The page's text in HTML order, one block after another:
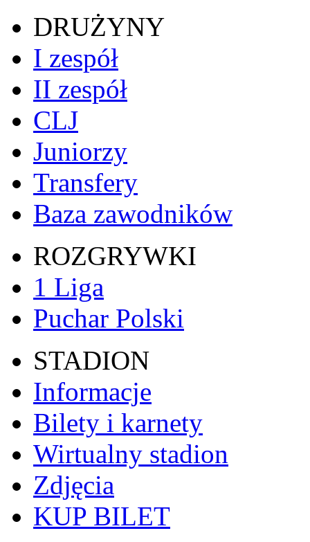
DRUŻYNY
I zespół
II zespół
CLJ
Juniorzy
Transfery
Baza zawodników
ROZGRYWKI
1 Liga
Puchar Polski
STADION
Informacje
Bilety i karnety
Wirtualny stadion
Zdjęcia
KUP BILET